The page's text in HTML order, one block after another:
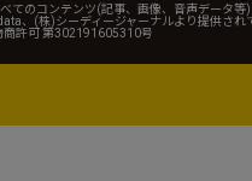
べてのコンテンツ(記事、画像、音声データ
、(株)シーディージャーナルより提供され
商許可 第302191605310号